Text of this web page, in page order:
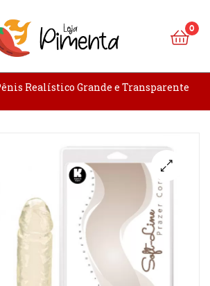
0
Realístico Grande e Transparente